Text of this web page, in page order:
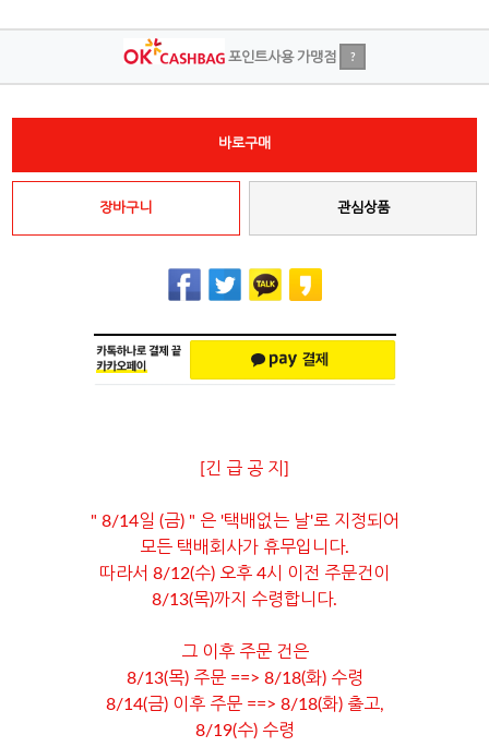
포인트사용 가맹점 ?
바로구매
장바구니 관심상품
[긴 급 공 지]
" 8/14일 (금) " 은 '택배없는 날'로 지정되어
모든 택배회사가 휴무입니다.
따라서 8/12(수) 오후 4시 이전 주문건이
8/13(목)까지 수령합니다.
그 이후 주문 건은
8/13(목) 주문 ==> 8/18(화) 수령
8/14(금) 이후 주문 ==> 8/18(화) 출고,
8/19(수) 수령